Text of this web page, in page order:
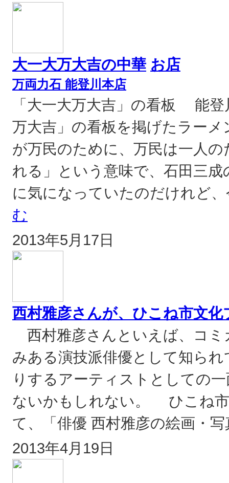
大一大万大吉の中華 お店
万両力石 能登川本店
「大一大万大吉」の看板 能
万大吉」の看板を掲げたラー
が万民のために、万民は一人
れる」という意味で、石田三
に気になっていたのだけれど
む
2013年5月17日
西村雅彦さんが、ひこね市文化
西村雅彦さんといえば、コミ
みある演技派俳優として知ら
りするアーティストとしての
ないかもしれない。 ひこね市
て、「俳優 西村雅彦の絵画・
2013年4月19日